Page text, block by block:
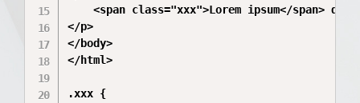
	<span class="xxx">Lorem ipsum</span> dolor sit amet.
</p>
</body>
</html>
.xxx {